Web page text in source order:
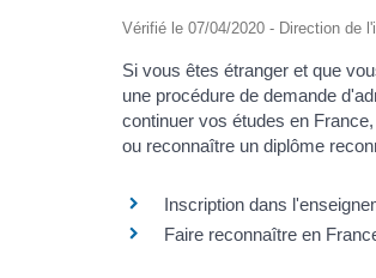
Vérifié le 07/04/2020 - Direction de
Si vous êtes étranger et que
une procédure de demande
continuer vos études en
ou reconnaître un diplôme
Inscription dans
Faire reconnaître en